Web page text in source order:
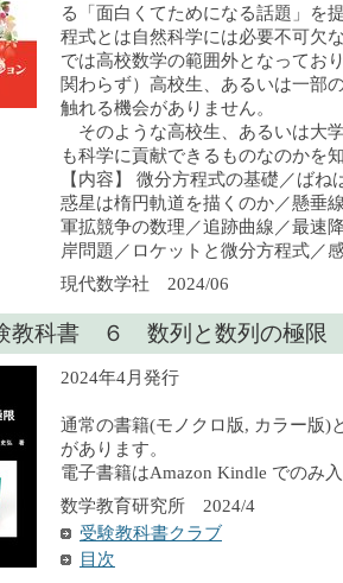
る「面白くてためになる話題」を
程式とは自然科学には必要不可欠
では高校数学の範囲外となってお
関わらず）高校生、あるいは一部
触れる機会がありません。
そのような高校生、あるいは大
も科学に貢献できるものなのかを
【内容】 微分方程式の基礎／ば
惑星は楕円軌道を描くのか／懸垂
軍拡競争の数理／追跡曲線／最速
岸問題／ロケットと微分方程式／
現代数学社 2024/06
教科書 ６ 数列と数列の極限
2024年4月発行
通常の書籍(モノクロ版, カラー版)
があります。
電子書籍はAmazon Kindle でのみ
数学教育研究所 2024/4
受験教科書クラブ
目次